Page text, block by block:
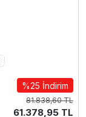
%25 İndirim
81.838,60 TL
61.378,95 TL